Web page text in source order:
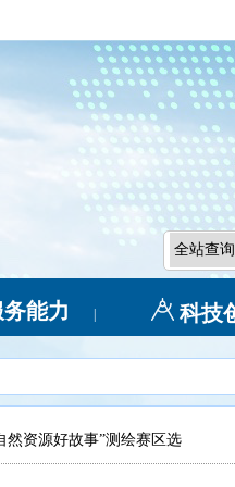
务能力 科技
资源好故事”测绘赛区选